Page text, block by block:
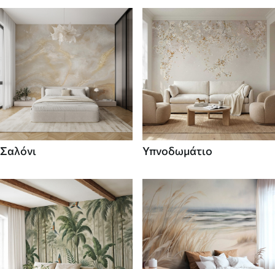
Σαλόνι Υπνοδωμάτιο